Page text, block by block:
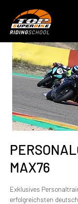
MAX76
Exklusives
erfolgreichsten